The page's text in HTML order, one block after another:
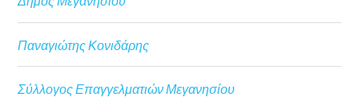
Παναγιώτης Κονιδάρης
Σύλλογος Επαγγελματιών Μεγανησίου